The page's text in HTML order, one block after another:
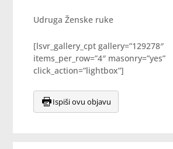
Udruga Ženske ruke
[lsvr_gallery_cpt gallery=”129278″
items_per_row=”4″ masonry=”yes”
click_action=”lightbox”]
Ispiši ovu objavu